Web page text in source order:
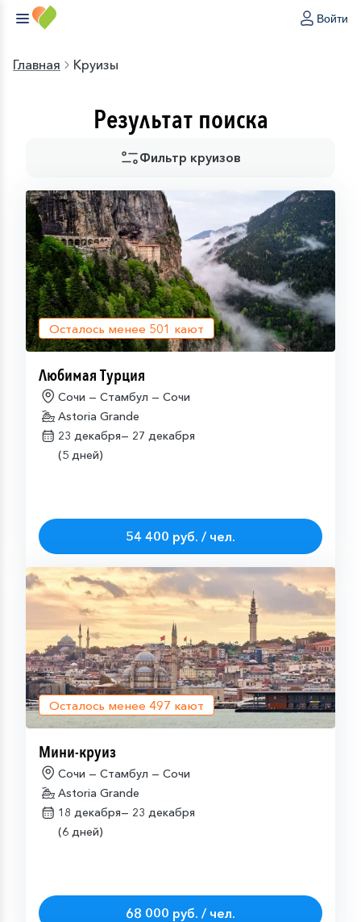
Войти
Главная Круизы
Результат поиска
Фильтр круизов
Осталось менее 501 кают
Любимая Турция
Сочи — Стамбул — Сочи
Astoria Grande
23 декабря— 27 декабря
(5 дней)
54 400 руб. / чел.
Осталось менее 497 кают
Мини-круиз
Сочи — Стамбул — Сочи
Astoria Grande
18 декабря— 23 декабря
(6 дней)
68 000 руб. / чел.